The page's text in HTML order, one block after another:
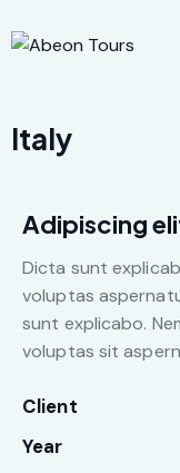
Italy
Adipiscing
Dicta sunt
voluptas
sunt explicabo.
voluptas sit
Client
Year